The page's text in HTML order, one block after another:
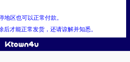
地区也可以正常付款。
后才能正常发货，还请谅解并知悉。